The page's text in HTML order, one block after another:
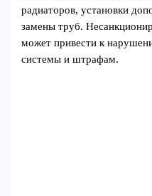
радиаторов, установки
замены труб.
может привести к
системы и штрафам.